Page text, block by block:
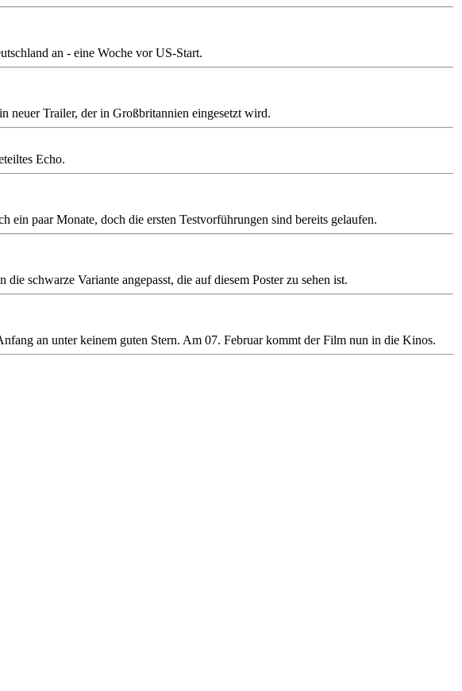
an - eine Woche vor US-Start.
neuer Trailer, der in Großbritannien eingesetzt wird.
Echo.
ein paar Monate, doch die ersten Testvorführungen sind bereits gelaufen.
schwarze Variante angepasst, die auf diesem Poster zu sehen ist.
an unter keinem guten Stern. Am 07. Februar kommt der Film nun in die Kinos.